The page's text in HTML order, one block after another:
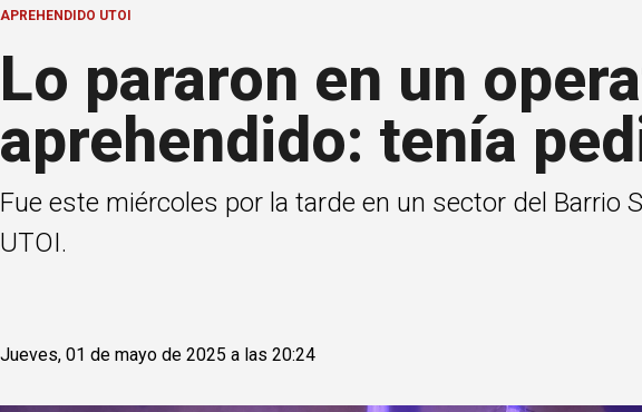
APREHENDIDO UTOI
Lo pararon en un
aprehendido: tenía
Fue este miércoles por la tarde en un sector del Barrio
UTOI.
Jueves, 01 de mayo de 2025 a las 20:24